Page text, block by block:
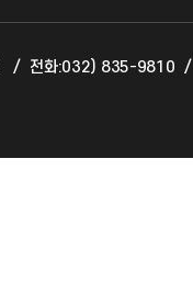
/ 전화:032) 835-9810 /